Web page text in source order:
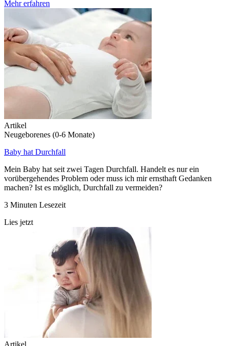
Mehr erfahren
Artikel
Neugeborenes (0-6 Monate)
Baby hat Durchfall
Mein Baby hat seit zwei Tagen Durchfall. Handelt es nur ein
vorübergehendes Problem oder muss ich mir ernsthaft Gedanken
machen? Ist es möglich, Durchfall zu vermeiden?
3 Minuten Lesezeit
Lies jetzt
Artikel